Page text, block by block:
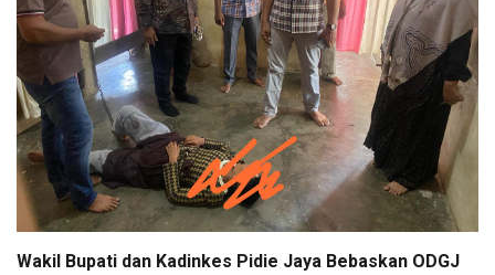
Wakil Bupati dan Kadinkes Pidie Jaya Bebaskan ODGJ